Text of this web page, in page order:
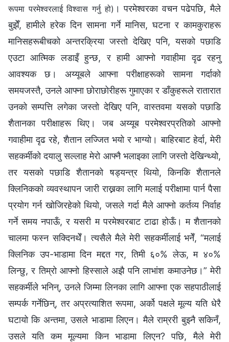
रूपमा परमेश्‍वरलाई विश्‍वास गर्नु हो) । परमेश्‍वरका वचन पढेपछि, मैले
बुझेँ, हामीले हरेक दिन सामना गर्ने मानिस, घटना र कामकुराहरू
मानिसहरूबीचको अन्तरक्रिया जस्तो देखिए पनि, यसको पछाडि
एउटा आत्मिक लडाइँ हुन्छ, र हामी आफ्नो गवाहीमा दृढ रहनु
आवश्यक छ। अय्यूबले आफ्ना परीक्षाहरूको सामना गर्दाको
समयजस्तै, उनले आफ्ना छोराछोरीहरू गुमाएका र डाँकुहरूले रातारात
उनको सम्पत्ति लगेका जस्तो देखिए पनि, वास्तवमा यसको पछाडि
शैतानका परीक्षाहरू थिए। जब अय्यूब परमेश्‍वरप्रतिको आफ्नो
गवाहीमा दृढ रहे, शैतान लज्जित भयो र भाग्यो। बाहिरबाट हेर्दा, मेरी
सहकर्मीको दयालु सल्लाह मेरो आफ्नै भलाइका लागि जस्तो देखिन्थ्यो,
तर यसको पछाडि शैतानको षड्यन्त्र थियो, किनकि शैतानले
क्लिनिकको व्यवस्थापन जारी राख्नका लागि मलाई परीक्षामा पार्न पैसा
प्रयोग गर्न खोजिरहेको थियो, जसले गर्दा मैले आफ्नो कर्तव्य निर्वाह
गर्ने समय नपाऊँ, र यसरी म परमेश्‍वरबाट टाढा होऊँ। म शैतानको
चालमा फस्न सक्दिनथेँ। त्यसैले मैले मेरी सहकर्मीलाई भनेँ, “मलाई
क्लिनिक उप-भाडामा दिन मद्दत गर, तिमी ६०% लेऊ, म ४०%
लिन्छु, र तिम्रो आफ्नो हिस्साले अझै पनि लाभांश कमाउनेछ।” मेरी
सहकर्मीले भनिन्, उनले जिम्मा लिनका लागि आफ्ना एक सहपाठीलाई
सम्पर्क गर्नेछिन्, तर अप्रत्याशित रूपमा, अर्को पक्षले मूल्य यति धेरै
घटायो कि अन्तमा, उसले भाडामा लिएन। मैले राम्ररी बुझ्नै सकिनँ,
उसले यति कम मूल्यमा किन भाडामा लिएन? पछि, मैले मेरी